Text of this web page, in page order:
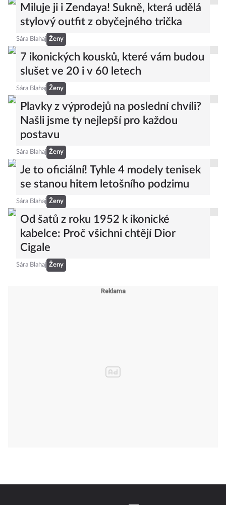
Miluje ji i Zendaya! Sukně, která udělá
stylový outfit z obyčejného trička
Sára Blahaj Ženy
7 ikonických kousků, které vám budou
slušet ve 20 i v 60 letech
Sára Blahaj Ženy
Plavky z výprodejů na poslední chvíli?
Našli jsme ty nejlepší pro každou
postavu
Sára Blahaj Ženy
Je to oficiální! Tyhle 4 modely tenisek
se stanou hitem letošního podzimu
Sára Blahaj Ženy
Od šatů z roku 1952 k ikonické
kabelce: Proč všichni chtějí Dior
Cigale
Sára Blahaj Ženy